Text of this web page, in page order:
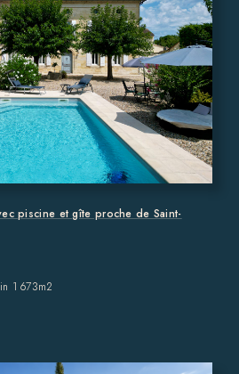
piscine et gîte proche de Saint-
1 673m2